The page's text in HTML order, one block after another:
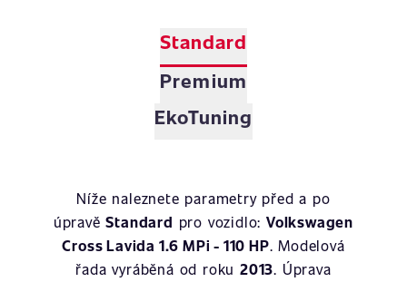
Standard
Premium
EkoTuning
Níže naleznete parametry před a po
úpravěStandard pro vozidlo:Volkswagen
Cross Lavida 1.6 MPi - 110 HP. Modelová
řada vyráběná od roku 2013. Úprava